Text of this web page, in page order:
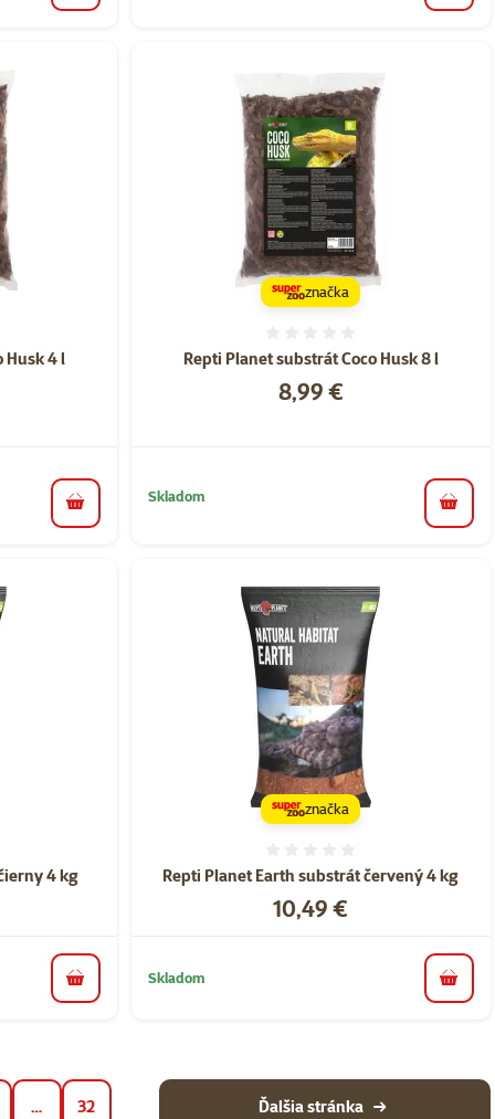
Husk 4 l
do košíka
Repti Planet substrát Coco Husk 8 l
Cena
8,99 €
značka
Skladom
do
4 kg
do košíka
Repti Planet Earth substrát červený 4 kg
Cena
10,49 €
značka
Skladom do
… 32 Ďalšia stránka